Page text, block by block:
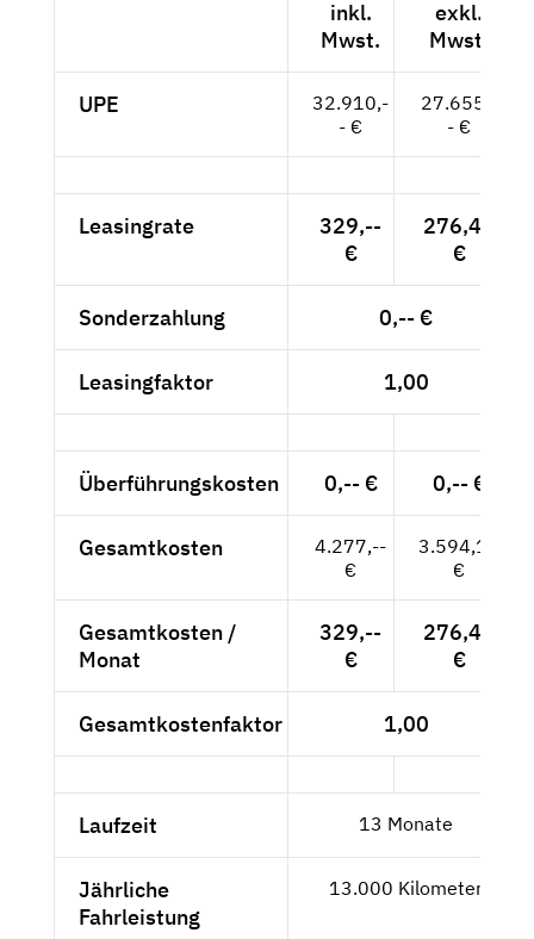
inkl.
Mwst.
exkl.
Mwst.
UPE
32.910,-
- €
27.655,-
- €
Leasingrate
329,--
€
276,47
€
Sonderzahlung 0,-- €
Leasingfaktor 1,00
Überführungskosten 0,-- € 0,-- €
Gesamtkosten
4.277,--
€
3.594,12
€
Gesamtkosten /
Monat
329,--
€
276,47
€
Gesamtkostenfaktor 1,00
Laufzeit 13 Monate
Jährliche
Fahrleistung
13.000 Kilometer